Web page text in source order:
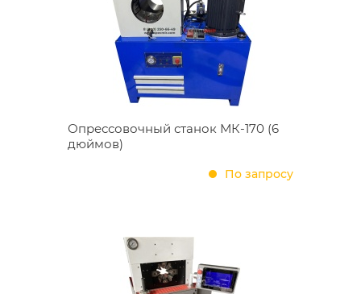
Опрессовочный станок МК-170 (6
дюймов)
По запросу